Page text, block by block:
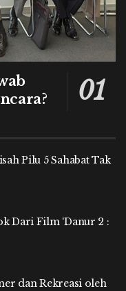
Pilu 5 Sahabat Tak
Dari Film ‘Danur 2 :
dan Rekreasi oleh